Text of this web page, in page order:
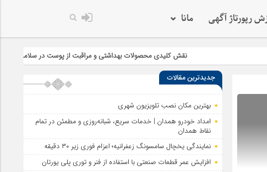
رپورتاژ آگهی مانا
نقش کلیدی محصولات بهداشتی و مراقبت از پوست در سلامت و زیبایی
جدیدترین مقالات
بهترین مکان نصب تلویزیون شهری
امداد خودرو همدان | خدمات سریع، شبانه‌روزی و مطمئن در تمام
نقاط همدان
نمایندگی یخچال سامسونگ زعفرانیه؛ اعزام فوری زیر ۳۰ دقیقه
افزایش عمر قطعات صنعتی با استفاده از فنر و توری پلی یورتان